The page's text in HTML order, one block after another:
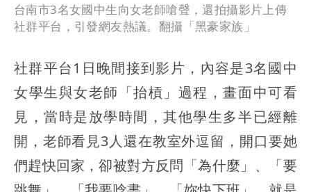
台南市3名女國中生向女老師嗆聲，還拍攝影片上傳
社群平台，引發網友熱議。翻攝「黑豪家族」
社群平台1日晚間接到影片，內容是3名國中
女學生與女老師「抬槓」過程，畫面中可看
見，當時是放學時間，其他學生多半已經離
開，老師看見3人還在教室外逗留，開口要她
們趕快回家，卻被對方反問「為什麼」、「要